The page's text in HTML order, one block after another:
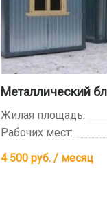
Металлический
Жилая площадь:
Рабочих мест:
4 500руб. / месяц